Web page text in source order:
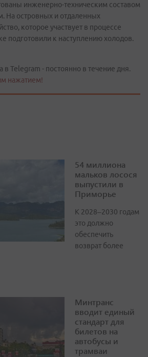
инженерно-техническим составом
На островных и отдаленных
которое участвует в процессе
подготовили к наступлению холодов.
в Telegram - постоянно в течение дня.
нажатием!
54 миллиона
мальков лосося
выпустили в
Приморье
К 2028–2030 годам
это должно
обеспечить
возврат более
Минтранс
вводит единый
стандарт для
билетов на
автобусы и
трамваи